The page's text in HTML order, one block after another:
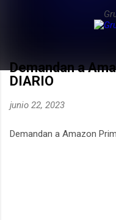
Demandan a
DIARIO
junio 22, 2023
Demandan a Amazon